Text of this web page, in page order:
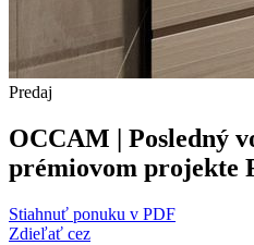
Predaj
OCCAM | Posledný
prémiovom projekte
Stiahnuť ponuku v PDF
Zdieľať cez